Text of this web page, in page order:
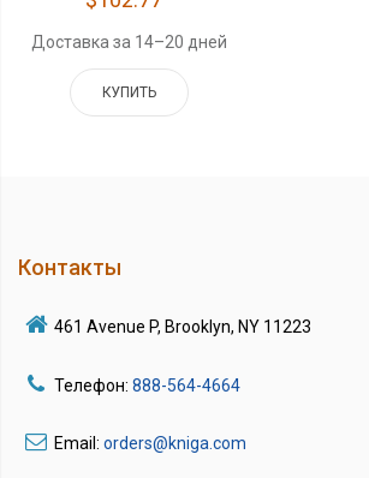
Доставка за 14–20 дней
КУПИТЬ
Контакты
461 Avenue P, Brooklyn, NY 11223
Телефон: 888-564-4664
Email: orders@kniga.com